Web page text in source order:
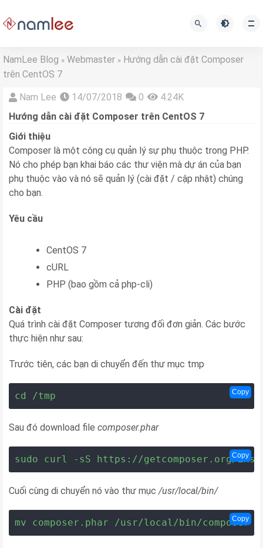
NamLee Blog » Webmaster » Hướng dẫn cài đặt Composer
trên CentOS 7
Nam Lee 14/07/2018 0
4.24K
Hướng dẫn cài đặt Composer trên CentOS 7
Giới thiệu
Composer là một công cụ quản lý sự phụ thuộc trong PHP.
Nó cho phép bạn khai báo các thư viện mà dự án của bạn
phụ thuộc vào và nó sẽ quản lý (cài đặt / cập nhật) chúng
cho bạn.
Yêu cầu
CentOS 7
cURL
PHP (bao gồm cả php-cli)
Cài đặt
Quá trình cài đặt Composer tương đối đơn giản. Các bước
thực hiện như sau:
Trước tiên, các bạn di chuyển đến thư mục tmp
cd /tmp Copy
Sau đó download file composer.phar
sudo curl -sS https://getcomposer.org/
Copy
Cuối cùng di chuyển nó vào thư mục /usr/local/bin/
mv composer.phar /usr/local/bin/composer
Copy